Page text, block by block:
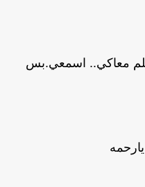
معاكي.. اسمعي.بس